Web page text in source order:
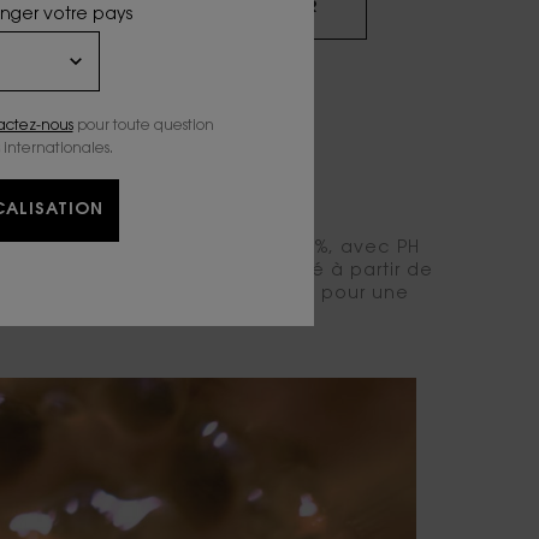
DÉCOUVRIR
formule soin enrichie à 85%, avec PH
ainsi votre teint. Fabriqué à partir de
beurre de karité et de jojoba pour une
votre pays
nouspour toute question
internationales.